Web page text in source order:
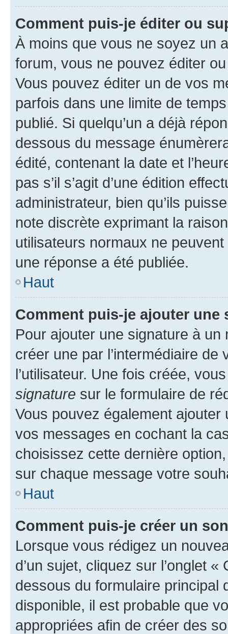
Comment puis-je éditer ou
À moins que vous ne soyez un
forum, vous ne pouvez éditer
Vous pouvez éditer un de vos
parfois dans une limite de
publié. Si quelqu’un a déjà
dessous du message
édité, contenant la date et
pas s’il s’agit d’une édition
administrateur, bien qu’ils
note discrète exprimant la
utilisateurs normaux ne
une réponse a été publiée.
Haut
Comment puis-je ajouter une
Pour ajouter une signature à un
créer une par l’intermédiaire
l’utilisateur. Une fois créée,
signature sur le formulaire de
Vous pouvez également
vos messages en cochant la
choisissez cette dernière
sur chaque message votre
Haut
Comment puis-je créer un
Lorsque vous rédigez un
d’un sujet, cliquez sur l’onglet
dessous du formulaire principal
disponible, il est probable que
appropriées afin de créer des